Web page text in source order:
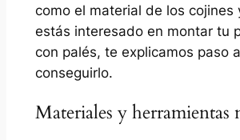
como el material de los cojines
estás interesado en montar tu
con palés, te explicamos paso
conseguirlo.
Materiales y herramientas